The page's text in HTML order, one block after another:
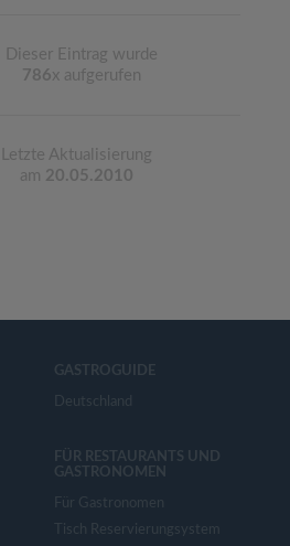
Dieser Eintrag wurde
786x aufgerufen
Letzte Aktualisierung
am 20.05.2010
GASTROGUIDE
Deutschland
FÜR RESTAURANTS UND
GASTRONOMEN
Für Gastronomen
Tisch Reservierungsystem